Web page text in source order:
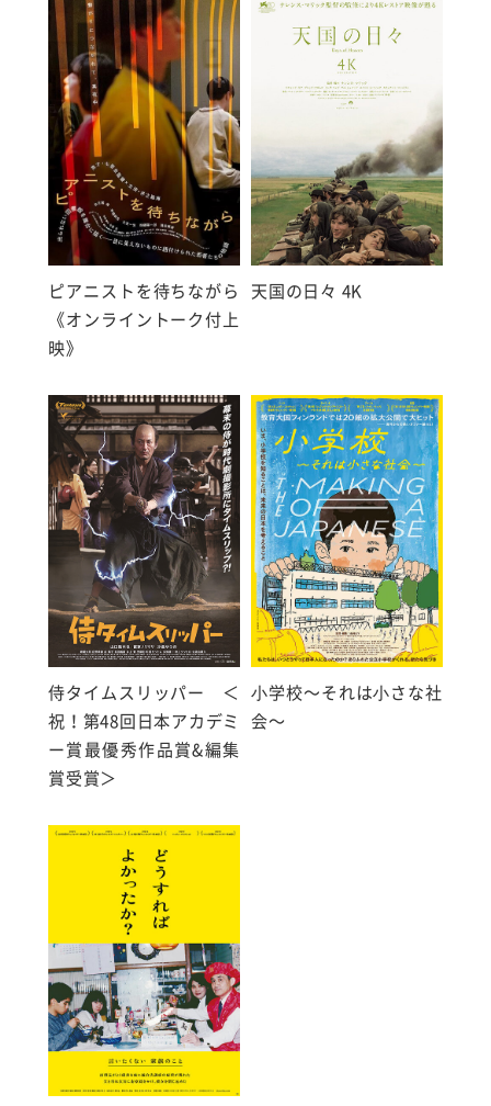
ピアニストを待ちながら
《オンライントーク付上
映》
天国の日々 4K
侍タイムスリッパー ＜
祝！第48回日本アカデミ
ー賞最優秀作品賞&編集
賞受賞＞
⼩学校〜それは⼩さな社
会〜